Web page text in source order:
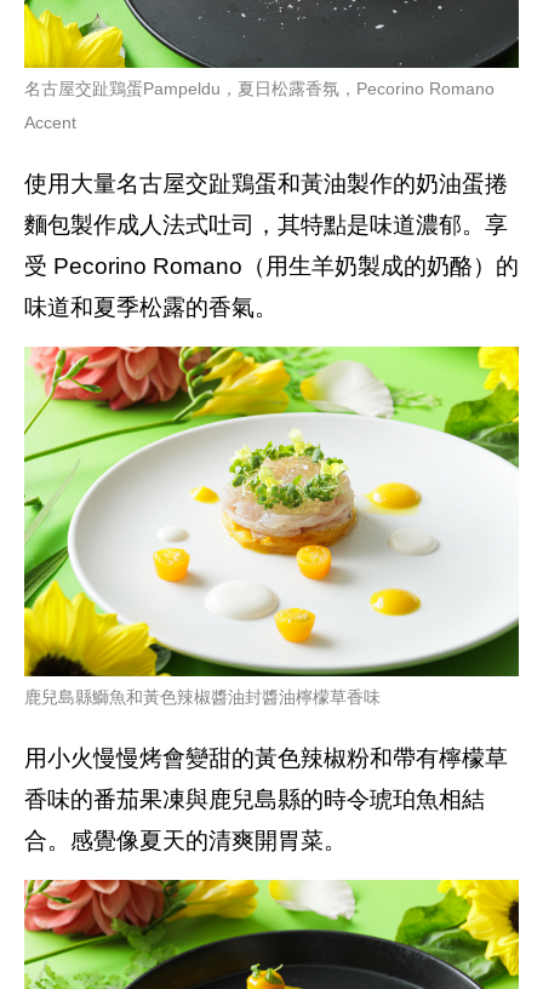
名古屋交趾鶏蛋Pampeldu，夏日松露香氛，Pecorino Romano
Accent
使用大量名古屋交趾鶏蛋和黃油製作的奶油蛋捲
麵包製作成人法式吐司，其特點是味道濃郁。享
受 Pecorino Romano（用生羊奶製成的奶酪）的
味道和夏季松露的香氣。
鹿兒島縣鰤魚和黃色辣椒醬油封醬油檸檬草香味
用小火慢慢烤會變甜的黃色辣椒粉和帶有檸檬草
香味的番茄果凍與鹿兒島縣的時令琥珀魚相結
合。感覺像夏天的清爽開胃菜。